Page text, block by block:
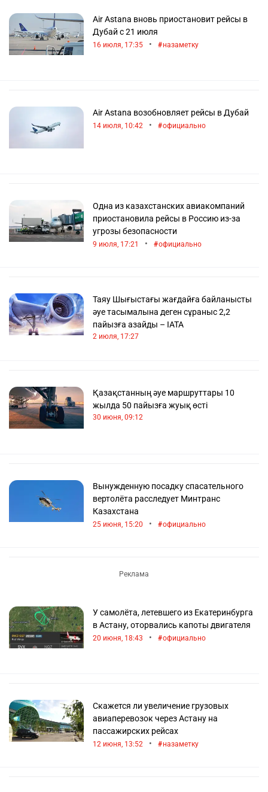
Air Astana вновь приостановит рейсы в
Дубай с 21 июля
16 июля, 17:35 • назаметку
Air Astana возобновляет рейсы в Дубай
14 июля, 10:42 • официально
Одна из казахстанских авиакомпаний
приостановила рейсы в Россию из-за
угрозы безопасности
9 июля, 17:21 • официально
Таяу Шығыстағы жағдайға байланысты
әуе тасымалына деген сұраныс 2,2
пайызға азайды – IATA
2 июля, 17:27
Қазақстанның әуе маршруттары 10
жылда 50 пайызға жуық өсті
30 июня, 09:12
Вынужденную посадку спасательного
вертолёта расследует Минтранс
Казахстана
25 июня, 15:20 • официально
У самолёта, летевшего из Екатеринбурга
в Астану, оторвались капоты двигателя
20 июня, 18:43 • официально
Скажется ли увеличение грузовых
авиаперевозок через Астану на
пассажирских рейсах
12 июня, 13:52 • назаметку